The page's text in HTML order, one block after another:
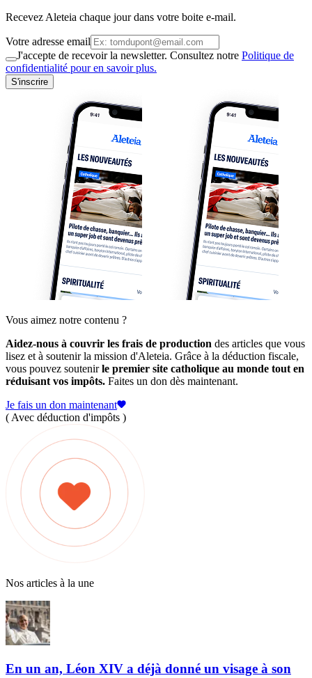
Recevez Aleteia chaque jour dans votre boite e-mail.
Votre adresse email
J'accepte de recevoir la newsletter. Consultez notre Politique de
confidentialité pour en savoir plus.
S'inscrire
Vous aimez notre contenu ?
Aidez-nous à couvrir les frais de production des articles que vous
lisez et à soutenir la mission d'Aleteia. Grâce à la déduction fiscale,
vous pouvez soutenirle premier site catholique au monde tout en
réduisant vos impôts. Faites un don dès maintenant.
Je fais un don maintenant
( Avec déduction d'impôts )
Nos articles à la une
En un an, Léon XIV a déjà donné un visage à son